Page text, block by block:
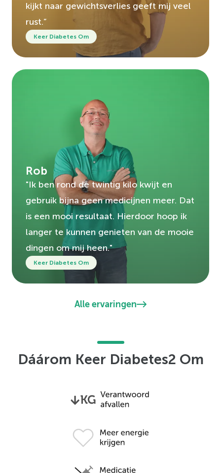
kijkt naar gewichtsverlies geeft mij veel
rust.”
Keer Diabetes Om
Rob
"Ik ben rond de twintig kilo kwijt en
gebruik bijna geen medicijnen meer. Dat
is een mooi resultaat. Hierdoor hoop ik
langer te kunnen genieten van de mooie
dingen om mij heen."
Keer Diabetes Om
Alle ervaringen
Dáárom Keer Diabetes2 Om